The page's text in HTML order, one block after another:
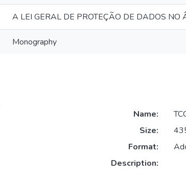
A LEI GERAL DE PROTEÇÃO DE DADOS NO
Monography
Name:
Size:
Format:
Description: